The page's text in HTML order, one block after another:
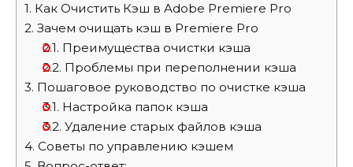
1. Как Очистить Кэш в Adobe Premiere Pro
2. Зачем очищать кэш в Premiere Pro
2.1. Преимущества очистки кэша
2.2. Проблемы при переполнении кэша
3. Пошаговое руководство по очистке кэша
3.1. Настройка папок кэша
3.2. Удаление старых файлов кэша
4. Советы по управлению кэшем